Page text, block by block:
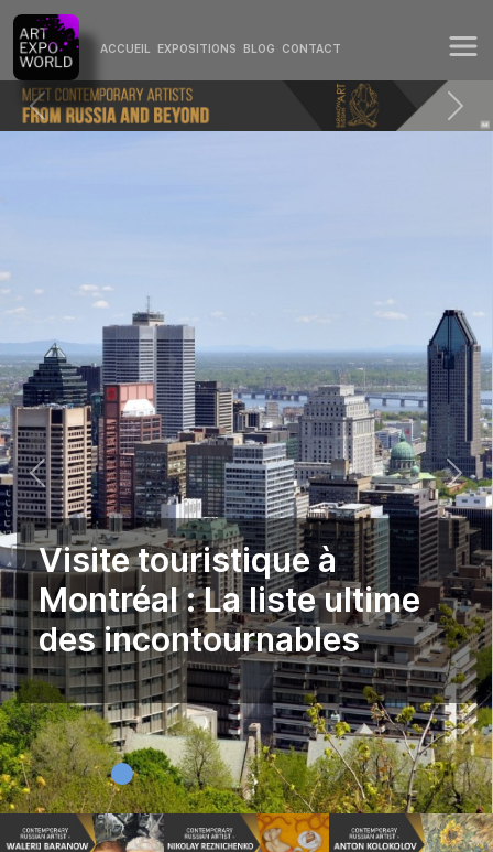
ACCUEIL EXPOSITIONS BLOG CONTACT
Visite touristique à
Montréal : La liste ultime
des incontournables